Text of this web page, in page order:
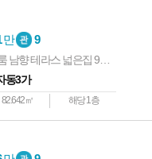
만 9
O추천O 효자동 포룸 남향 테라스 넓은집 9월 10일 입주
동3가
82.642㎡ 해당 1층
길 ┃ 사업자등록번호 : 538-
호 ┃ 등록번호 : 45111-
e-